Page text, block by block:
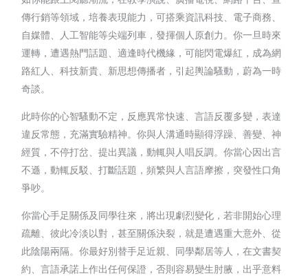
傳行銷等領域，培養表現能力，可搭乘資訊科技、電子商務、
自媒體、人工智能等尖端列車，發揮個人原創力。你一旦時來
運轉，遭遇熱門話題、適逢時代機緣，可能閃電爆紅，成為網
路紅人、科技新貴、新思想傳播者，引起輿論騷動，蔚為一時
奇談。
此時你的心智騷動不定，反應異常快速、言語反覆多變，表達
違反常態，充滿實驗精神。你與人溝通時顯得浮躁、善變、神
經質，不停打岔、提出異議，動輒與人唱反調。你當心因出言
不遜，動輒反駁、打斷話題，頻繁與人言語摩擦，突發性口角
爭吵。
你當心手足關係及同學往來，將出現劇烈變化，若非開始心理
疏離、彼此冷淡以對，甚至關係決裂，就是遭遇重大意外、從
此陰陽兩隔。你最好別替手足近親、同學鄰居等人，在文書契
約、言語承諾上作出任何保證，否則容易變生肘腋，出乎意料